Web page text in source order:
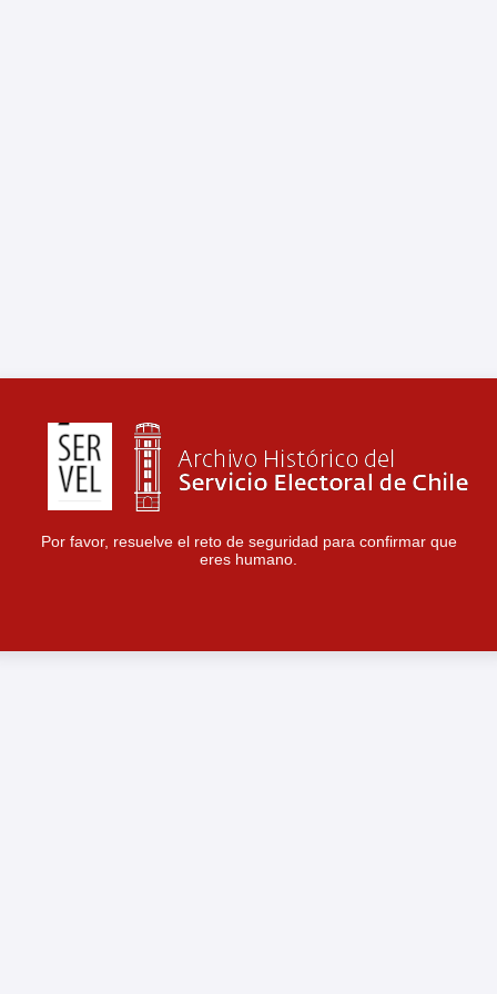
Por favor, resuelve el reto de seguridad para confirmar que
eres humano.